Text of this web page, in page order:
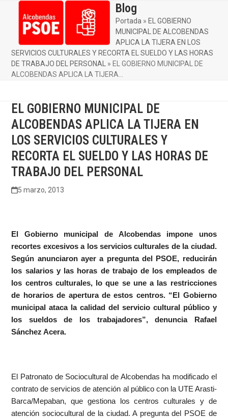
contentmobile
menu
mobile
menu
Blog
Portada » EL GOBIERNO
MUNICIPAL DE ALCOBENDAS
APLICA LA TIJERA EN LOS
SERVICIOS CULTURALES Y RECORTA EL SUELDO Y LAS HORAS
DE TRABAJO DEL PERSONAL
» EL GOBIERNO MUNICIPAL DE
ALCOBENDAS APLICA LA TIJERA…
EL GOBIERNO MUNICIPAL DE
ALCOBENDAS APLICA LA TIJERA EN
LOS SERVICIOS CULTURALES Y
RECORTA EL SUELDO Y LAS HORAS DE
TRABAJO DEL PERSONAL
5 marzo, 2013
El Gobierno municipal de Alcobendas impone unos
recortes excesivos a los servicios culturales de la ciudad.
Según anunciaron ayer a pregunta del PSOE, reducirán
los salarios y las horas de trabajo de los empleados de
los centros culturales, lo que se une a las restricciones
de horarios de apertura de estos centros. “El Gobierno
municipal ataca la calidad del servicio cultural público y
los sueldos de los trabajadores”, denuncia Rafael
Sánchez Acera.
El Patronato de Sociocultural de Alcobendas ha modificado el
contrato de servicios de atención al público con la UTE Arasti-
Barca/Mepaban, que gestiona los centros culturales y de
atención sociocultural de la ciudad. A pregunta del PSOE de